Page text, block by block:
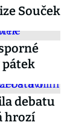
Souček
pátek
debatu
hrozí